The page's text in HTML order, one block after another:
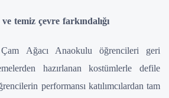
temiz çevre farkındalığı
Ağacı Anaokulu öğrencileri geri
hazırlanan kostümlerle defile
performansı katılımcılardan tam